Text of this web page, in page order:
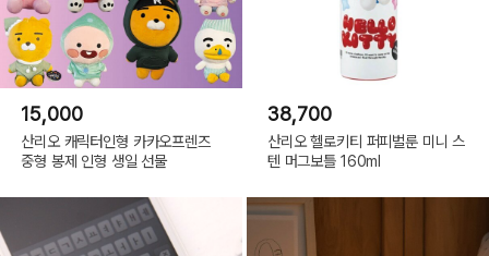
15,000
산리오 캐릭터인형 카카오프렌즈
중형 봉제 인형 생일 선물
38,700
산리오 헬로키티 퍼피벌룬 미니 스
텐 머그보틀 160ml